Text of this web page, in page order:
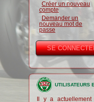
Créer un nouveau
compte
Demander un
nouveau mot de
passe
UTILISATEURS
Il y a actuellement